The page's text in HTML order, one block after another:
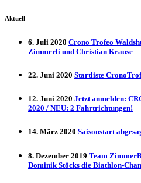
Aktuell
6. Juli 2020 Crono Trofeo
Zimmerli und Christian Krause
22. Juni 2020 Startliste
12. Juni 2020 Jetzt anmelden:
2020 / NEU: 2 Fahrtrichtungen!
14. März 2020 Saisonstart
8. Dezember 2019 Team
Dominik Stöcks die Biathlon-